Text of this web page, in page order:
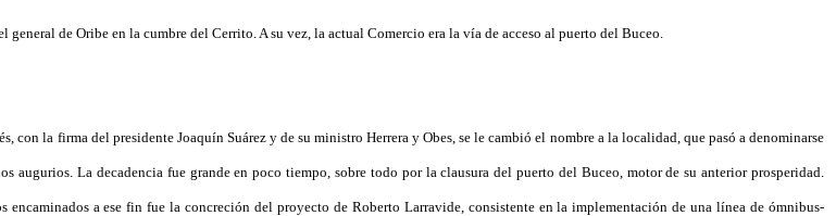
de Oribe en la cumbre del Cerrito. A su vez, la actual Comercio era la vía de acceso al puerto del Buceo.
la firma del presidente Joaquín Suárez y de su ministro Herrera y Obes, se le cambió el nombre a la localidad, que pasó a denominarse
La decadencia fue grande en poco tiempo, sobre todo por la clausura del puerto del Buceo, motor de su anterior prosperidad.
a ese fin fue la concreción del proyecto de Roberto Larravide, consistente en la implementación de una línea de ómnibus-